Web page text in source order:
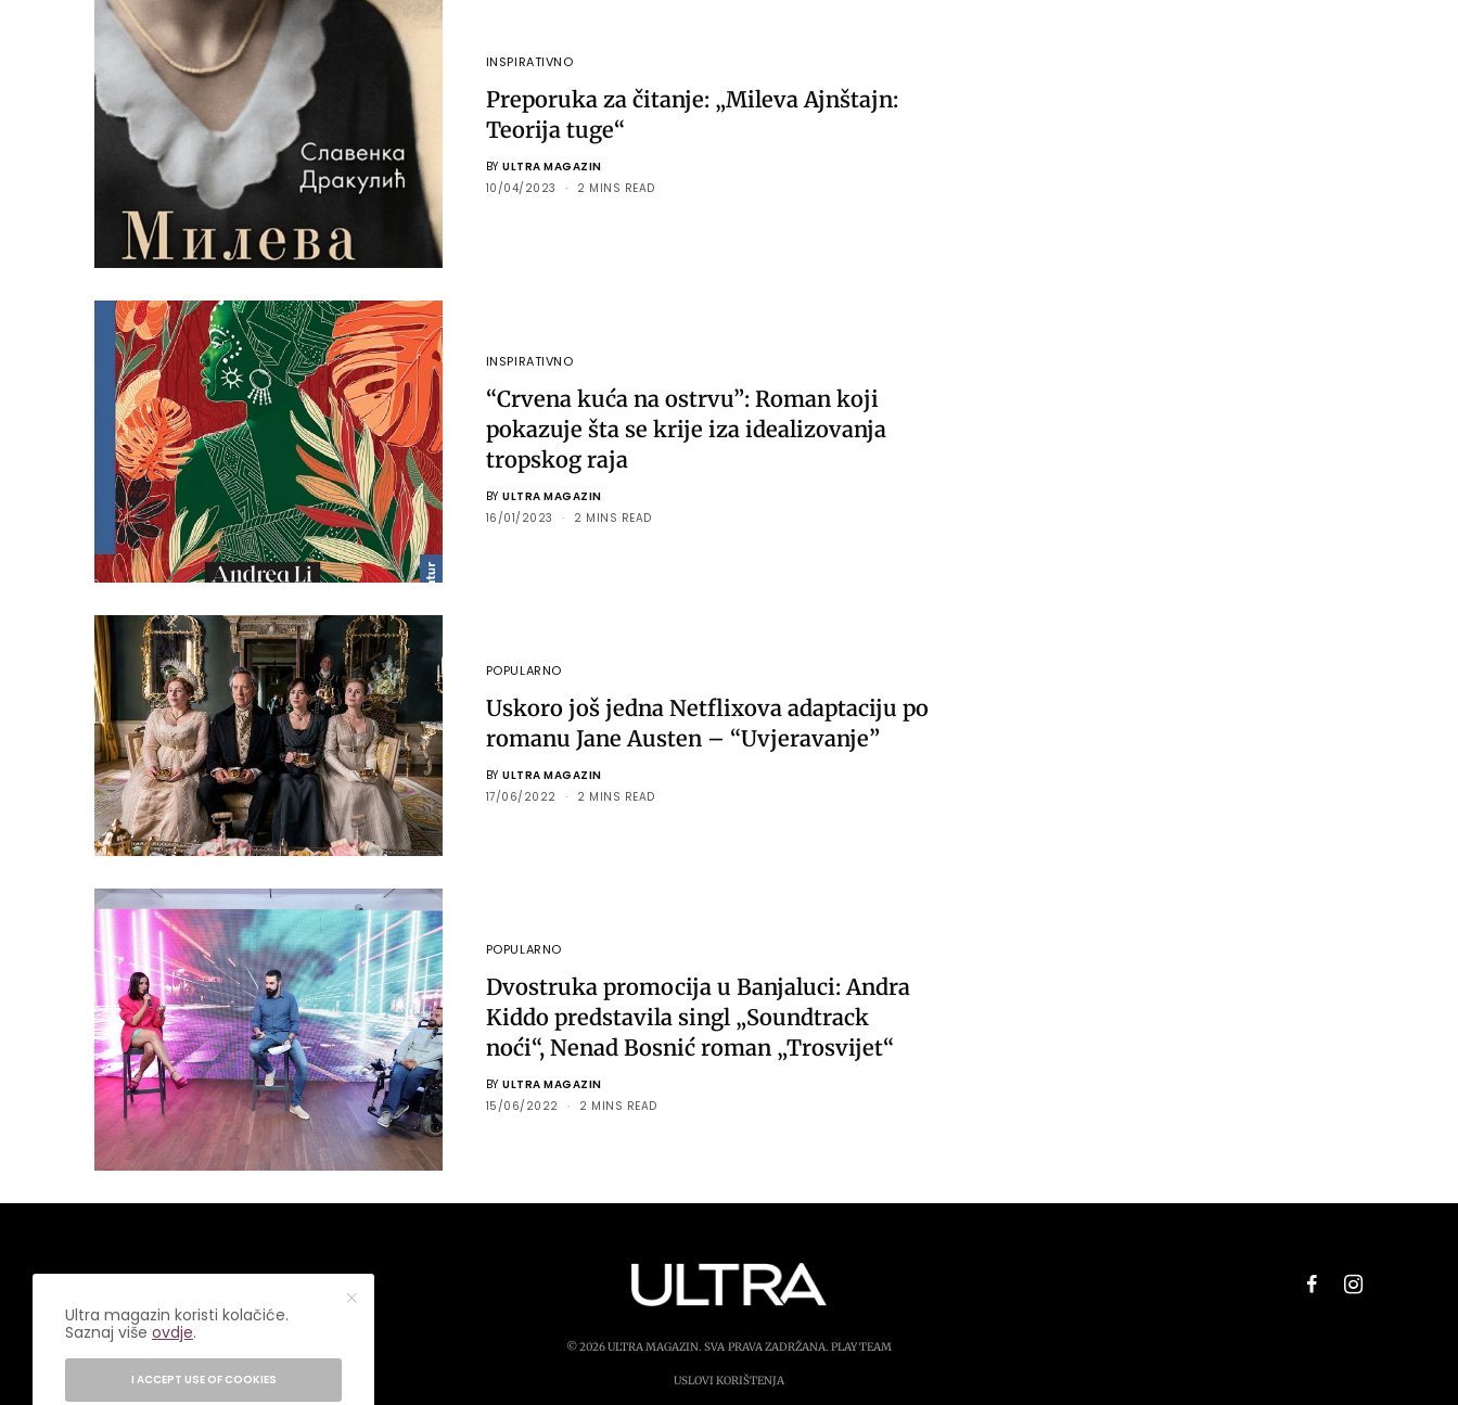
INSPIRATIVNO
Preporuka za čitanje: „Mileva Ajnštajn:
Teorija tuge“
BY ULTRA MAGAZIN
10/04/2023
2 MINS READ
INSPIRATIVNO
“Crvena kuća na ostrvu”: Roman koji
pokazuje šta se krije iza idealizovanja
tropskog raja
BY ULTRA MAGAZIN
16/01/2023
2 MINS READ
POPULARNO
Uskoro još jedna Netflixova adaptaciju po
romanu Jane Austen – “Uvjeravanje”
BY ULTRA MAGAZIN
17/06/2022
2 MINS READ
POPULARNO
Dvostruka promocija u Banjaluci: Andra
Kiddo predstavila singl „Soundtrack
noći“, Nenad Bosnić roman „Trosvijet“
BY ULTRA MAGAZIN
15/06/2022
2 MINS READ
© 2026 ULTRA MAGAZIN. SVA PRAVA ZADRŽANA. PLAY TEAM
USLOVI KORIŠTENJA
Ultra magazin koristi kolačiće.
Saznaj višeovdje.
I ACCEPT USE OF COOKIES